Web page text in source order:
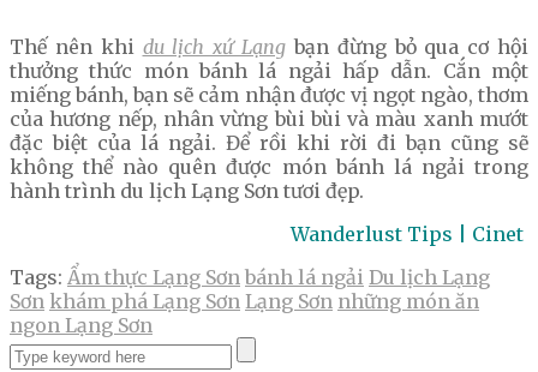
Thế nên khi du lịch xứ Lạng bạn đừng bỏ qua cơ hội
thưởng thức món bánh lá ngải hấp dẫn. Cắn một
miếng bánh, bạn sẽ cảm nhận được vị ngọt ngào, thơm
của hương nếp, nhân vừng bùi bùi và màu xanh mướt
đặc biệt của lá ngải. Để rồi khi rời đi bạn cũng sẽ
không thể nào quên được món bánh lá ngải trong
hành trình du lịch Lạng Sơn tươi đẹp.
Wanderlust Tips | Cinet
Tags: Ẩm thực Lạng Sơn bánh lá ngải Du lịch Lạng
Sơn khám phá Lạng Sơn Lạng Sơn những món ăn
ngon Lạng Sơn